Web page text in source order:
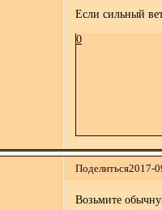
Если сильный
0
Поделиться2017-
Возьмите